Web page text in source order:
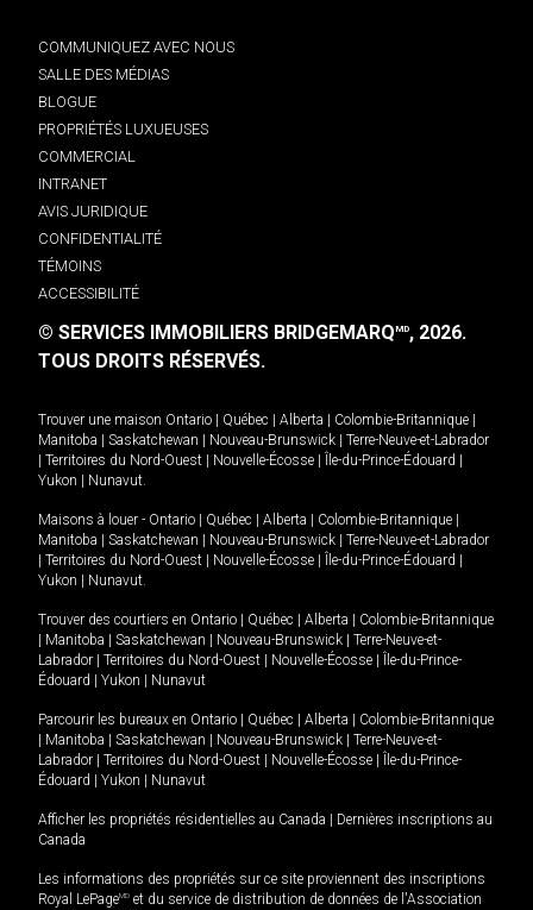
COMMUNIQUEZ AVEC NOUS
SALLE DES MÉDIAS
BLOGUE
PROPRIÉTÉS LUXUEUSES
COMMERCIAL
INTRANET
AVIS JURIDIQUE
CONFIDENTIALITÉ
TÉMOINS
ACCESSIBILITÉ
© SERVICES IMMOBILIERS BRIDGEMARQMD, 2026.
TOUS DROITS RÉSERVÉS.
Trouver une maison Ontario Québec Alberta Colombie-Britannique
Manitoba
Saskatchewan Nouveau-Brunswick
Terre-Neuve-et-Labrador
Territoires du Nord-Ouest Nouvelle-Écosse Île-du-Prince-Édouard
Yukon
Nunavut.
Maisons à louer - Ontario Québec Alberta Colombie-Britannique
Manitoba
Saskatchewan Nouveau-Brunswick
Terre-Neuve-et-Labrador
Territoires du Nord-Ouest Nouvelle-Écosse Île-du-Prince-Édouard
Yukon
Nunavut.
Trouver des courtiers en Ontario Québec Alberta
Colombie-Britannique
Manitoba Saskatchewan Nouveau-Brunswick
Terre-Neuve-et-
Labrador
Territoires du Nord-Ouest Nouvelle-Écosse
Île-du-Prince-
Édouard
Yukon Nunavut
Parcourir les bureaux en Ontario Québec Alberta
Colombie-Britannique
Manitoba Saskatchewan Nouveau-Brunswick
Terre-Neuve-et-
Labrador
Territoires du Nord-Ouest Nouvelle-Écosse
Île-du-Prince-
Édouard
Yukon Nunavut
Afficher les propriétés résidentielles au Canada
Dernières inscriptions au
Canada
Les informations des propriétés sur ce site proviennent des inscriptions
Royal LePageMD et du service de distribution de données de l'Association